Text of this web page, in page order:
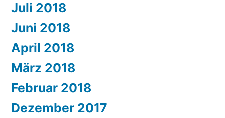
Juli 2018
Juni 2018
April 2018
März 2018
Februar 2018
Dezember 2017